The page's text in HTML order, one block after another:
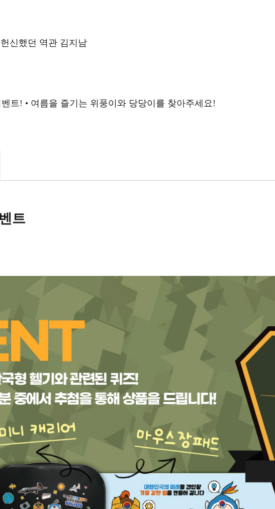
신했던 역관 김지남
트! • 여름을 즐기는 위풍이와 당당이를 찾아주세요!
트